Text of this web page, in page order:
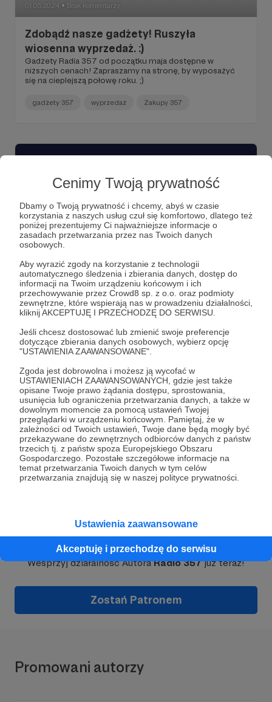
Cenimy Twoją prywatność
Dbamy o Twoją prywatność i chcemy, abyś w czasie
korzystania z naszych usług czuł się komfortowo, dlatego też
poniżej prezentujemy Ci najważniejsze informacje o
zasadach przetwarzania przez nas Twoich danych
osobowych.
Aby wyrazić zgody na korzystanie z technologii
automatycznego śledzenia i zbierania danych, dostęp do
informacji na Twoim urządzeniu końcowym i ich
przechowywanie przez Crowd8 sp. z o.o. oraz podmioty
zewnętrzne, które wspierają nas w prowadzeniu działalności,
kliknij AKCEPTUJĘ I PRZECHODZĘ DO SERWISU.
Jeśli chcesz dostosować lub zmienić swoje preferencje
dotyczące zbierania danych osobowych, wybierz opcję
"USTAWIENIA ZAAWANSOWANE".
Zgoda jest dobrowolna i możesz ją wycofać w
USTAWIENIACH ZAAWANSOWANYCH, gdzie jest także
opisane Twoje prawo żądania dostępu, sprostowania,
usunięcia lub ograniczenia przetwarzania danych, a także w
dowolnym momencie za pomocą ustawień Twojej
przeglądarki w urządzeniu końcowym. Pamiętaj, że w
zależności od Twoich ustawień, Twoje dane będą mogły być
przekazywane do zewnętrznych odbiorców danych z państw
trzecich tj. z państw spoza Europejskiego Obszaru
Gospodarczego. Pozostałe szczegółowe informacje na
temat przetwarzania Twoich danych w tym celów
przetwarzania znajdują się w naszej polityce prywatności.
Ustawienia zaawansowane
Akceptuję i przechodzę do serwisu
01.05.2024 ● Brak komentarzy
Zdobądź nasze gadżety! Ruszyła
wiosenna wyprzedaż. :)
Gadżety Radia 357 od początku maja dostępne w
niższych cenach! Zapraszamy na stronę, by wyposażyć
się na cieplejszą połowę roku. ;)
gadżety 357 wyprzedaż Zakupy 357
27.11.2023 ● Komentarze: 3
Zakupy 357 - jesień/zima 2023 - live dla
Patronów [OGLĄDAJ JUŻ JUTRO]
Katarzyna Zduńczyk i Michał Gąsiorowski zapraszają na
kolejne spotkanie w formule live. Podsumują nowości,
które już możecie kupić na https://zakupy.radio357.pl - a
również to, co przed nami w Boxie i Gadżetach - a
nowości o tej porze roku dopasowane są w szczególny
sposób - jako Patroni poznacie je jako pierwsi!
Zapraszamy od 18:30 - w tym poście dostępne jest
okienko transmisji.
live dla Patronów Zakupy 357 Box 357
Dołącz do grona Patronów!
Wesprzyj działalność AutoraRadio 357już teraz!
Zostań Patronem
Promowani autorzy